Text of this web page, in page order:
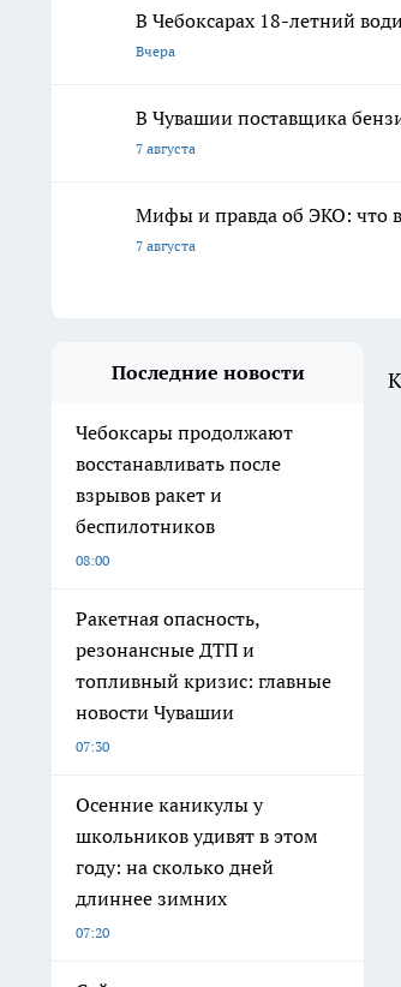
В Чебоксарах 18-летний
Вчера
В Чувашии поставщика
7 августа
Мифы и правда об ЭКО: что
7 августа
Последние новости
Чебоксары продолжают
восстанавливать после
взрывов ракет и
беспилотников
08:00
Ракетная опасность,
резонансные ДТП и
топливный кризис: главные
новости Чувашии
07:30
Осенние каникулы у
школьников удивят в этом
году: на сколько дней
длиннее зимних
07:20